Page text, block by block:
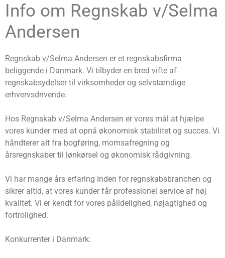
Info om Regnskab v/Selma
Andersen
Regnskab v/Selma Andersen er et regnskabsfirma
beliggende i Danmark. Vi tilbyder en bred vifte af
regnskabsydelser til virksomheder og selvstændige
erhvervsdrivende.
Hos Regnskab v/Selma Andersen er vores mål at hjælpe
vores kunder med at opnå økonomisk stabilitet og succes. Vi
håndterer alt fra bogføring, momsafregning og
årsregnskaber til lønkørsel og økonomisk rådgivning.
Vi har mange års erfaring inden for regnskabsbranchen og
sikrer altid, at vores kunder får professionel service af høj
kvalitet. Vi er kendt for vores pålidelighed, nøjagtighed og
fortrolighed.
Konkurrenter i Danmark: